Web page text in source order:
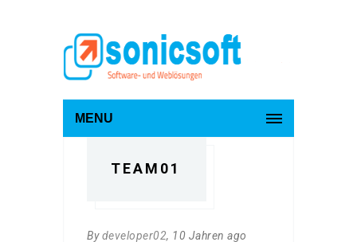
MENU
TEAM01
By developer02, 10 Jahren ago